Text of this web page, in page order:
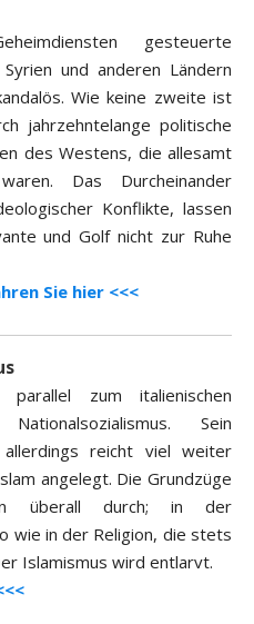
gesteuerte
und anderen Ländern
Wie keine zweite ist
jahrzehntelange politische
des Westens, die allesamt
Das Durcheinander
Konflikte, lassen
und Golf nicht zur Ruhe
Sie hier <<<
zum italienischen
Sein
allerdings reicht viel weiter
angelegt. Die Grundzüge
überall durch; in der
wie in der Religion, die stets
Islamismus wird entlarvt.